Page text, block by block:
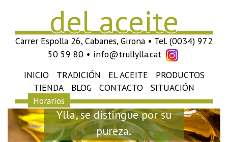
del aceite
Carrer Espolla 26, Cabanes, Girona • Tel. (0034) 972
50 59 80 • info@trullylla.cat
INICIO
TRADICIÓN EL ACEITE
PRODUCTOS
TIENDA
BLOG CONTACTO
SITUACIÓN
Horarios
Elaboramos en nuestro
propio molino, de aceite
Ylla, se distingue por su
pureza.